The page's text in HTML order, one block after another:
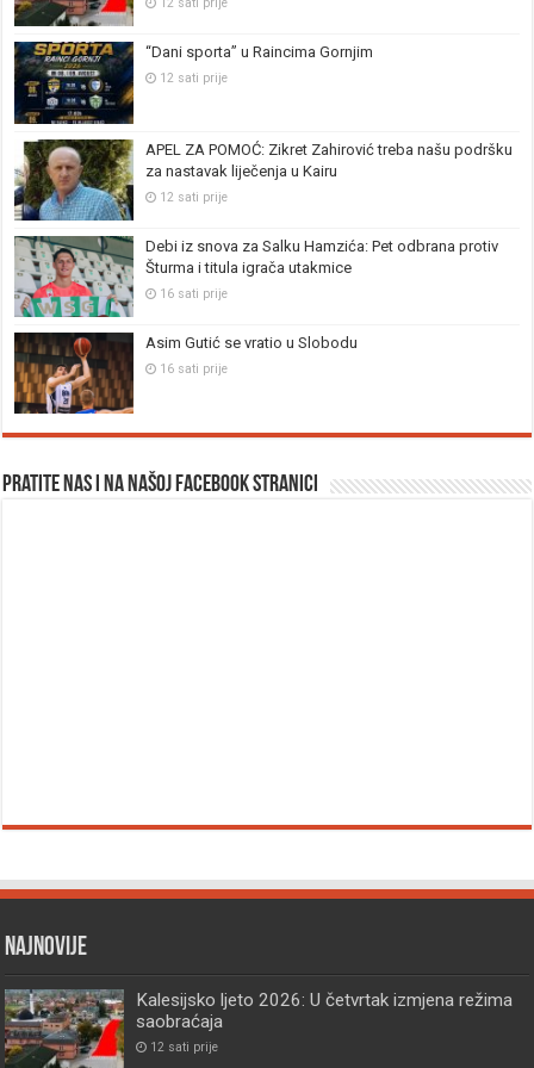
12 sati prije
“Dani sporta” u Raincima Gornjim
12 sati prije
APEL ZA POMOĆ: Zikret Zahirović treba našu podršku
za nastavak liječenja u Kairu
12 sati prije
Debi iz snova za Salku Hamzića: Pet odbrana protiv
Šturma i titula igrača utakmice
16 sati prije
Asim Gutić se vratio u Slobodu
16 sati prije
Pratite nas i na našoj facebook stranici
Najnovije
Kalesijsko ljeto 2026: U četvrtak izmjena režima
saobraćaja
12 sati prije